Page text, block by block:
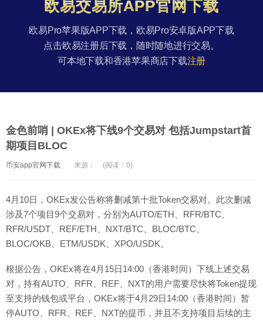
欧易交易所APP官网下载
欧易Pro苹果版APP下载，欧易Pro安卓版APP下载
点击欧易注册后下载，随时随地进行交易。
可本地下载和香港苹果商店下载注册
金色前哨 | OKEx将下线9个交易对 包括Jumpstart首
期项目BLOC
币安app官网下载 来源： (阅读：0)
4月10日，OKEx发公告称将删减第十批Token交易对。此次删减
涉及7个项目9个交易对，分别为AUTO/ETH、RFR/BTC、
RFR/USDT、REF/ETH、NXT/BTC、BLOC/BTC、
BLOC/OKB、ETM/USDK、XPO/USDK。
根据公告，OKEx将在4月15日14:00（香港时间）下线上述交易
对，持有AUTO、RFR、REF、NXT的用户需要尽快将Token提现
至支持的钱包或平台，OKEx将于4月29日14:00（香港时间）暂
停AUTO、RFR、REF、NXT的提币，并且不支持项目后续的主